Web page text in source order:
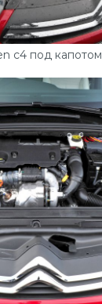
c4 под капотом